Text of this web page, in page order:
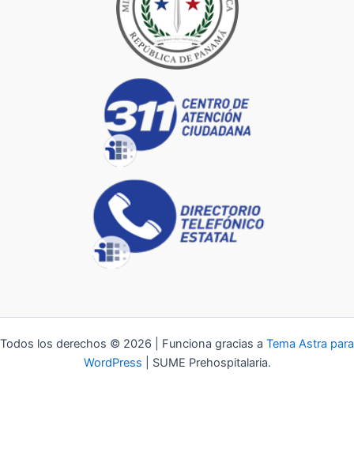
Todos los derechos © 2026 | Funciona gracias a Tema Astra para
WordPress | SUME Prehospitalaria.